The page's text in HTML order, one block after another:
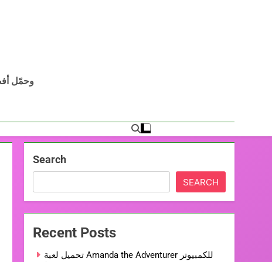
Search
SEARCH
Recent Posts
تحميل لعبة Amanda the Adventurer للكمبيوتر